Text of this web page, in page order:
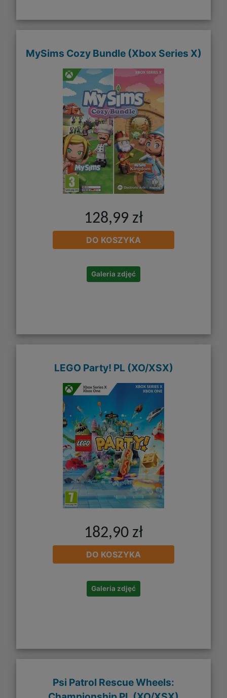
MySims Cozy Bundle (Xbox Series X)
128,99 zł
DO KOSZYKA
Galeria zdjęć
LEGO Party! PL (XO/XSX)
182,90 zł
DO KOSZYKA
Galeria zdjęć
Psi Patrol Rescue Wheels: